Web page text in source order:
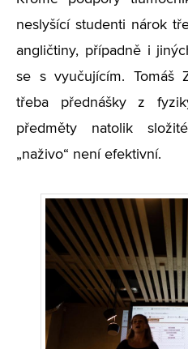
neslyšící studenti nárok
angličtiny, případně i
se s vyučujícím. Tomáš
třeba přednášky z
předměty natolik
„naživo“ není efektivní.